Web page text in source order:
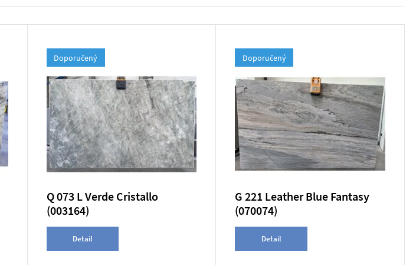
Doporučený
Q 073 L Verde Cristallo
(003164)
Detail
Doporučený
G 221 Leather Blue Fantasy
(070074)
Detail